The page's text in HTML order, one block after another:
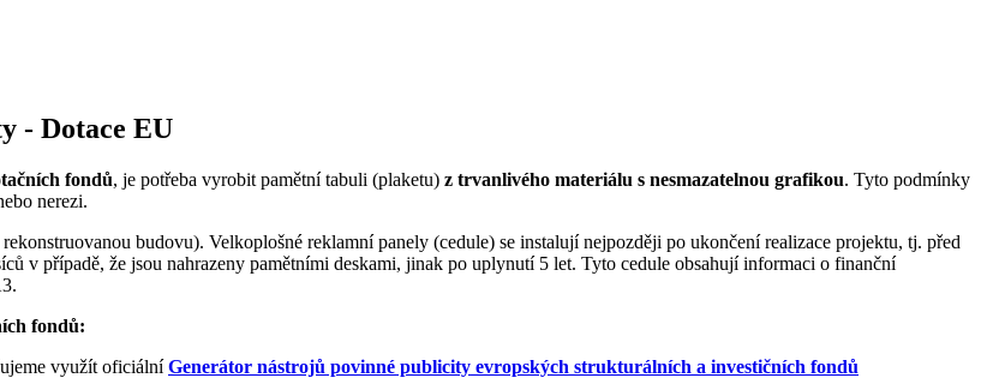
- Dotace EU
fondů, je potřeba vyrobit pamětní tabuli (plaketu) z trvanlivého materiálu s nesmazatelnou grafikou. Tyto podmínky
nerezi.
budovu). Velkoplošné reklamní panely (cedule) se instalují nejpozději po ukončení realizace projektu, tj. před
v případě, že jsou nahrazeny pamětními deskami, jinak po uplynutí 5 let. Tyto cedule obsahují informaci o finanční
fondů:
využít oficiálníGenerátor nástrojů povinné publicity evropských strukturálních a investičních fondů